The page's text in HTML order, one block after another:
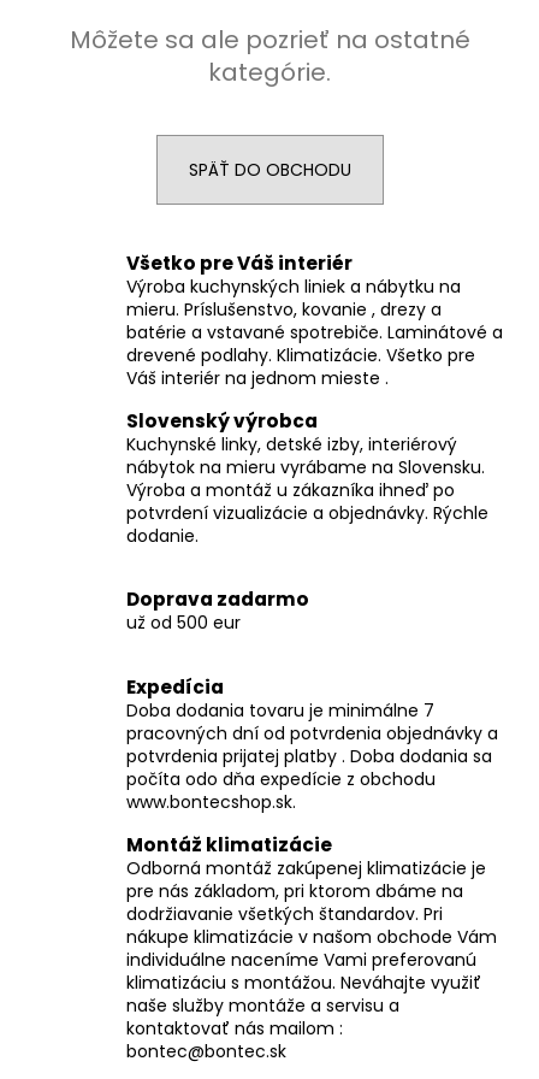
Môžete sa ale pozrieť na ostatné
kategórie.
SPÄŤ DO OBCHODU
Všetko pre Váš interiér
Výroba kuchynských liniek a nábytku na
mieru. Príslušenstvo, kovanie , drezy a
batérie a vstavané spotrebiče. Laminátové a
drevené podlahy. Klimatizácie. Všetko pre
Váš interiér na jednom mieste .
Slovenský výrobca
Kuchynské linky, detské izby, interiérový
nábytok na mieru vyrábame na Slovensku.
Výroba a montáž u zákazníka ihneď po
potvrdení vizualizácie a objednávky. Rýchle
dodanie.
Doprava zadarmo
už od 500 eur
Expedícia
Doba dodania tovaru je minimálne 7
pracovných dní od potvrdenia objednávky a
potvrdenia prijatej platby . Doba dodania sa
počíta odo dňa expedície z obchodu
www.bontecshop.sk.
Montáž klimatizácie
Odborná montáž zakúpenej klimatizácie je
pre nás základom, pri ktorom dbáme na
dodržiavanie všetkých štandardov. Pri
nákupe klimatizácie v našom obchode Vám
individuálne naceníme Vami preferovanú
klimatizáciu s montážou. Neváhajte využiť
naše služby montáže a servisu a
kontaktovať nás mailom :
bontec@bontec.sk
HĽADAŤ